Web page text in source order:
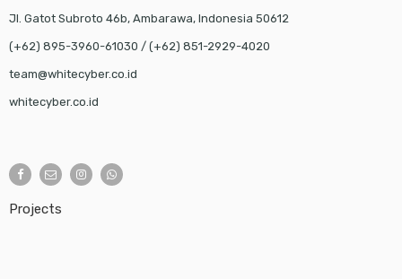
Jl. Gatot Subroto 46b, Ambarawa, Indonesia 50612
(+62) 895-3960-61030 / (+62) 851-2929-4020
team@whitecyber.co.id
whitecyber.co.id
Projects